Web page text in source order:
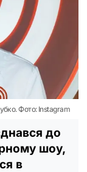
Фото: Instagram
до
шоу,
в